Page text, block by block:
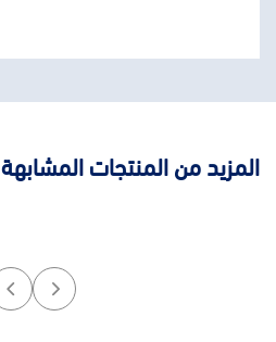
المزيد من المنتجات المشابهة